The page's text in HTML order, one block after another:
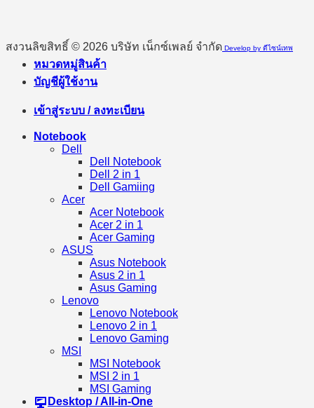
สงวนลิขสิทธิ์ © 2026 บริษัท เน็กซ์เพลย์ จำกัด Develop by ดีไซน์เทพ
หมวดหมู่สินค้า
บัญชีผู้ใช้งาน
เข้าสู่ระบบ / ลงทะเบียน
Notebook
Dell
Dell Notebook
Dell 2 in 1
Dell Gamiing
Acer
Acer Notebook
Acer 2 in 1
Acer Gaming
ASUS
Asus Notebook
Asus 2 in 1
Asus Gaming
Lenovo
Lenovo Notebook
Lenovo 2 in 1
Lenovo Gaming
MSI
MSI Notebook
MSI 2 in 1
MSI Gaming
Desktop / All-in-One